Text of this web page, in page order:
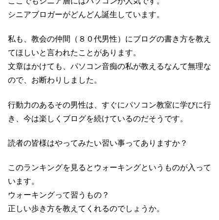
シニアブロガーがどんどん誕生しています。
私も、教会の仲間（８０代男性）にブログの書き方を教え
てほしいと言われたことがあります。
文章はかけても、パソコン音痴の私が教えるなんて無理な
ので、お断わりしました。
行動力のあるその男性は、すぐにパソコン教室に学びに行
き、今は楽しくブログを続けているのだそうです。
読者の皆様はやってみたい習い事ってありますか？
このランキングを見るとウォーキングというものが入って
います。
ウォーキングって習うもの？
正しい歩き方を教えてくれるのでしょうか。